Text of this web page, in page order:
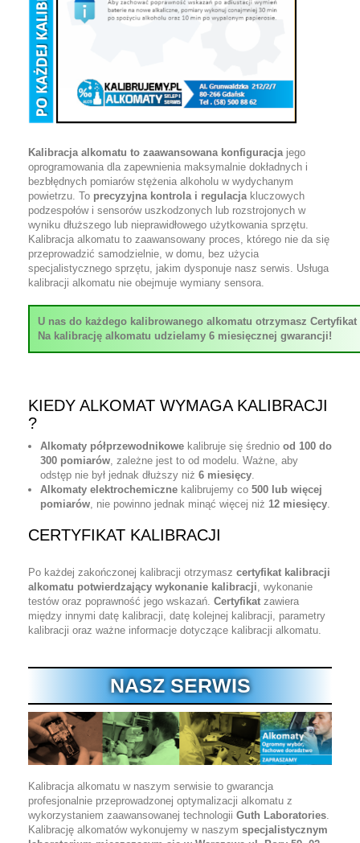
Kalibracja alkomatu to zaawansowana konfiguracja jego
oprogramowania dla zapewnienia maksymalnie dokładnych i
bezbłędnych pomiarów stężenia alkoholu w wydychanym
powietrzu. To precyzyjna kontrola i regulacja kluczowych
podzespołów i sensorów uszkodzonych lub rozstrojonych w
wyniku dłuższego lub nieprawidłowego użytkowania sprzętu.
Kalibracja alkomatu to zaawansowany proces, którego nie da się
przeprowadzić samodzielnie, w domu, bez użycia
specjalistycznego sprzętu, jakim dysponuje nasz serwis. Usługa
kalibracji alkomatu nie obejmuje wymiany sensora.
U nas do każdego kalibrowanego alkomatu otrzymasz
Na kalibrację alkomatu udzielamy 6 miesięcznej gwarancji!
KIEDY ALKOMAT WYMAGA KALIBRACJI
?
Alkomaty półprzewodnikowe kalibruje się średnio od 100 do
300 pomiarów , zależne jest to od modelu. Ważne, aby
odstęp nie był jednak dłuższy niż 6 miesięcy
Alkomaty elektrochemiczne kalibrujemy co 500 lub więcej
pomiarów , nie powinno jednak minąć więcej niż 12 miesięcy
CERTYFIKAT KALIBRACJI
Po każdej zakończonej kalibracji otrzymasz certyfikat kalibracji
alkomatu potwierdzający wykonanie kalibracji , wykonanie
testów oraz poprawność jego wskazań. Certyfikat zawiera
między innymi datę kalibracji, datę kolejnej kalibracji, parametry
kalibracji oraz ważne informacje dotyczące kalibracji alkomatu.
NASZ SERWIS
Kalibracja alkomatu w naszym serwisie to gwarancja
profesjonalnie przeprowadzonej optymalizacji alkomatu z
wykorzystaniem zaawansowanej technologii Guth Laboratories.
Kalibrację alkomatów wykonujemy w naszym specjalistycznym